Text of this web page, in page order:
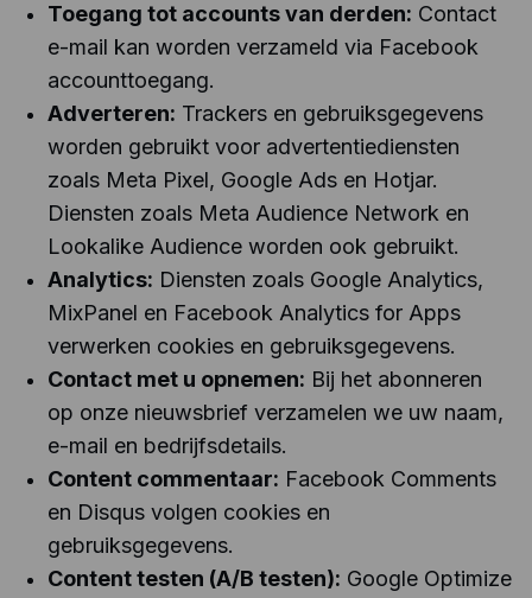
Toegang tot accounts van derden: Contact
e-mail kan worden verzameld via Facebook
accounttoegang.
Adverteren: Trackers en gebruiksgegevens
worden gebruikt voor advertentiediensten
zoals Meta Pixel, Google Ads en Hotjar.
Diensten zoals Meta Audience Network en
Lookalike Audience worden ook gebruikt.
Analytics: Diensten zoals Google Analytics,
MixPanel en Facebook Analytics for Apps
verwerken cookies en gebruiksgegevens.
Contact met u opnemen: Bij het abonneren
op onze nieuwsbrief verzamelen we uw naam,
e-mail en bedrijfsdetails.
Content commentaar: Facebook Comments
en Disqus volgen cookies en
gebruiksgegevens.
Content testen (A/B testen): Google Optimize